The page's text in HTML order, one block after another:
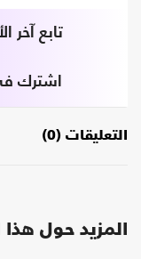
تابع آخر
اشترك
التعليقات (0)
المزيد حول